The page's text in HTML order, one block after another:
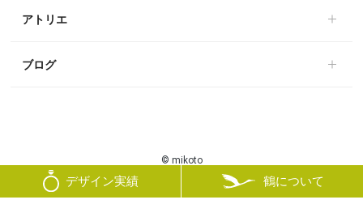
デザイン実績 鶴について
アトリエ
ブログ
© mikoto